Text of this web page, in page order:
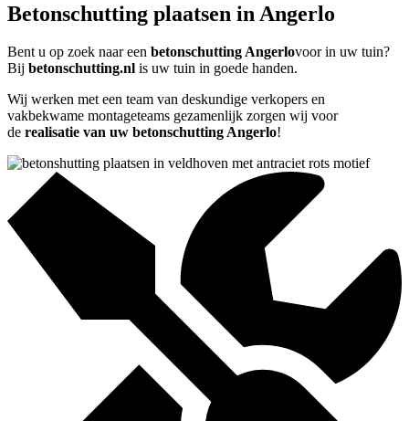
Betonschutting plaatsen in Angerlo
Bent u op zoek naar een betonschutting Angerlovoor in uw tuin?
Bij betonschutting.nl is uw tuin in goede handen.
Wij werken met een team van deskundige verkopers en
vakbekwame montageteams gezamenlijk zorgen wij voor
de realisatie van uw betonschutting Angerlo!